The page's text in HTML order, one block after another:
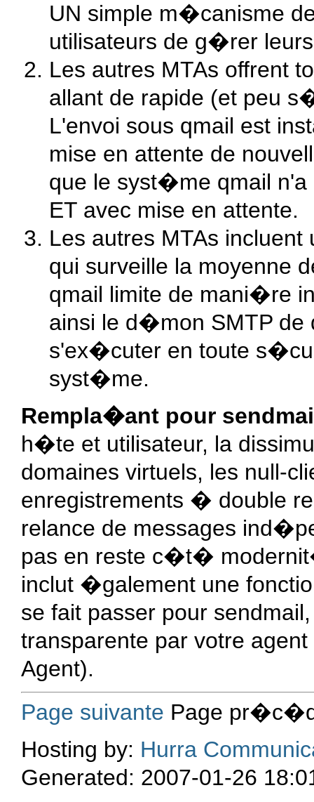
UN simple m�canisme
utilisateurs de g�rer
Les autres MTAs offrent
allant de rapide (et peu
L'envoi sous qmail est
mise en attente de
que le syst�me qmail n'a
ET avec mise en attente.
Les autres MTAs
qui surveille la moyenne
qmail limite de mani�re
ainsi le d�mon SMTP de
s'ex�cuter en toute
syst�me.
Rempla�ant pour
h�te et utilisateur, la
domaines virtuels, les null-
enregistrements � double
relance de messages
pas en reste c�t�
inclut �galement une
se fait passer pour
transparente par votre
Agent).
Page suivante Page
Hosting by: Hurra
Generated: 2007-01-26